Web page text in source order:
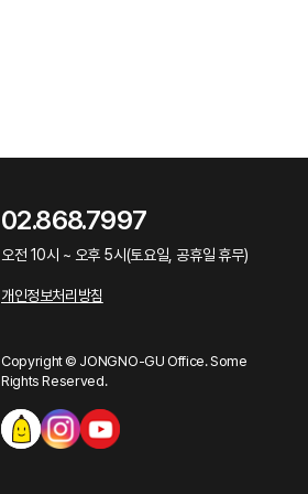
02.868.7997
오전 10시 ~ 오후 5시(토요일, 공휴일 휴무)
개인정보처리방침
Copyright © JONGNO-GU Office. Some
Rights Reserved.